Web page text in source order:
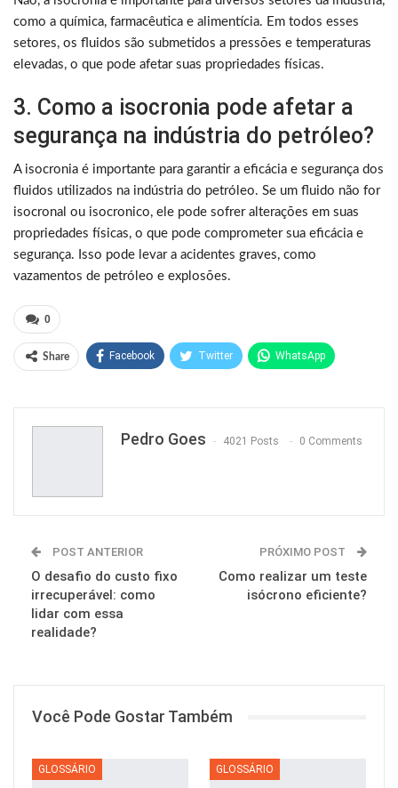
como a química, farmacêutica e alimentícia. Em todos esses
setores, os fluidos são submetidos a pressões e temperaturas
elevadas, o que pode afetar suas propriedades físicas.
3. Como a isocronia pode afetar a
segurança na indústria do petróleo?
A isocronia é importante para garantir a eficácia e segurança dos
fluidos utilizados na indústria do petróleo. Se um fluido não for
isocronal ou isocronico, ele pode sofrer alterações em suas
propriedades físicas, o que pode comprometer sua eficácia e
segurança. Isso pode levar a acidentes graves, como
vazamentos de petróleo e explosões.
0
Share Facebook Twitter WhatsApp
Pedro Goes 4021 Posts 0 Comments
POST ANTERIOR
O desafio do custo fixo
irrecuperável: como
lidar com essa
realidade?
PRÓXIMO POST
Como realizar um teste
isócrono eficiente?
Você Pode Gostar Também
GLOSSÁRIO GLOSSÁRIO